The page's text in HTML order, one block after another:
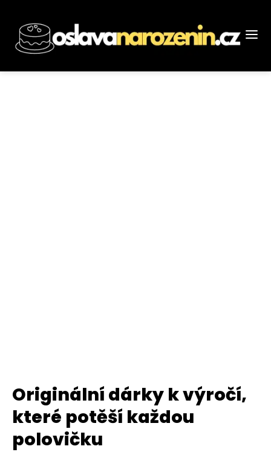
Originální dárky k výročí,
které potěší každou
polovičku